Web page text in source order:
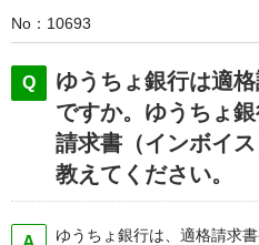
No 10693
ゆうちょ銀行は適
ですか。ゆうちょ
請求書（インボイ
教えてください。
ゆうちょ銀行は、適格請求